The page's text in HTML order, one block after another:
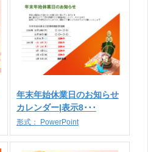
年末年始休業日のお知らせ
カレンダー|表示8･･･
形式： PowerPoint